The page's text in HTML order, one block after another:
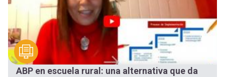
ABP en escuela rural: una alternativa que da